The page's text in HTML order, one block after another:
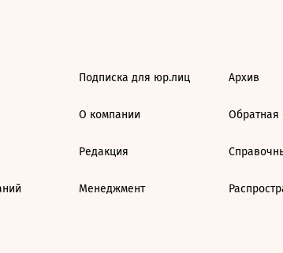
Подписка для юр.лиц
О компании
Редакция
Менеджмент
Архив
Обратная